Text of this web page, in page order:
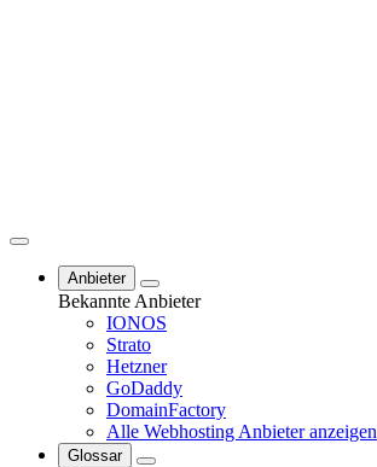
Anbieter
Bekannte Anbieter
IONOS
Strato
Hetzner
GoDaddy
DomainFactory
Alle Webhosting Anbieter anzeigen
Glossar